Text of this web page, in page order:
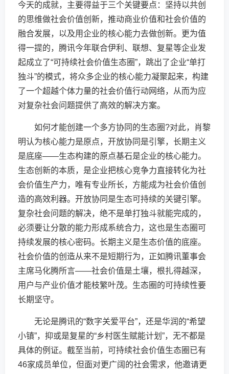
今天的成就，主要得益于三个关键要点：坚持以共创
的思维做社会价值创新，推动商业价值和社会价值的
融合发展，以及用企业的核心能力去做创新。更为值
得一提的，腾讯今年联合伊利、联想、复星等企业发
起成立了“可持续社会价值生态圈”，跳出了企业“单打
独斗”的模式，将众多企业的核心能力凝聚起来，构建
了一个超越个体力量的社会价值行动网络，从而为应
对复杂社会问题提供了高效的解决方案。
如何才能创建一个多方协同的生态圈?对此，肖黎
明认为核心能力是原点，开放协同是引擎，长期主义
是底座——生态构建的原点基石是企业的核心能力。
生态创新的本质，是企业把核心竞争力直接转化为社
会价值生产力，唯有专业所长，方能成为社会价值创
造的高效利器。开放协同是生态可持续的关键引擎。
复杂社会问题的解决，绝不是单打独斗就能完成的，
必须要让分散的能力形成系统合力，这也是生态圈可
持续发展的核心密码。长期主义是生态价值的底座。
社会价值的创造从来不是短期行为，正如腾讯董事会
主席马化腾所言——社会价值是土壤，根扎得越深，
用户与产业价值才能枝繁叶茂。生态圈的可持续性要
长期坚守。
无论是腾讯的“数字关爱平台”，还是华润的“希望
小镇”，抑或是复星的“乡村医生赋能计划”，无不都是
具体的例证。截至当前，可持续社会价值生态圈已有
46家成员单位，但面对更广阔的社会需求，他邀请更